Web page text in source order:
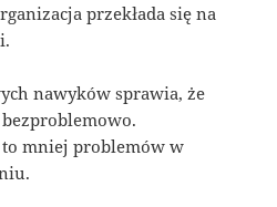
przekłada się na
nawyków sprawia, że
to mniej problemów w